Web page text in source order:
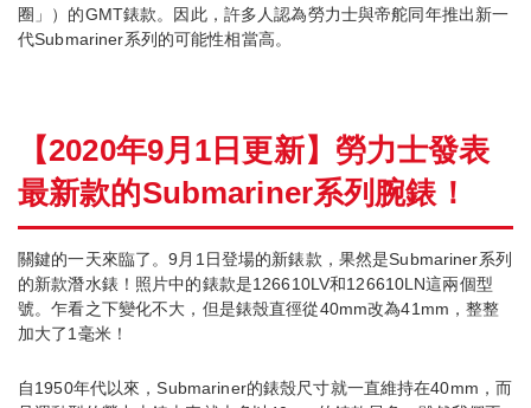
圈」）的GMT錶款。因此，許多人認為勞力士與帝舵同年推出新一
代Submariner系列的可能性相當高。
【2020年9月1日更新】勞力士發表
最新款的Submariner系列腕錶！
關鍵的一天來臨了。9月1日登場的新錶款，果然是Submariner系列
的新款潛水錶！照片中的錶款是126610LV和126610LN這兩個型
號。乍看之下變化不大，但是錶殼直徑從40mm改為41mm，整整
加大了1毫米！
自1950年代以來，Submariner的錶殼尺寸就一直維持在40mm，而